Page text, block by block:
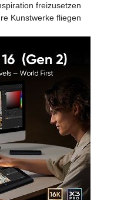
freizusetzen
Kunstwerke fliegen